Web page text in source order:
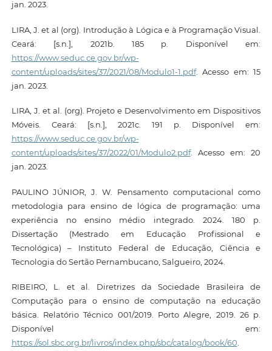
jan. 2023.
LIRA, J. et al (org). Introdução à Lógica e à Programação Visual.
Ceará: [s.n.], 2021b. 185 p. Disponível em:
https://www.seduc.ce.gov.br/wp-
content/uploads/sites/37/2021/08/Modulo1-1.pdf. Acesso em: 15
jan. 2023.
LIRA, J. et al. (org). Projeto e Desenvolvimento em Dispositivos
Móveis. Ceará: [s.n.], 2021c. 191 p. Disponível em:
https://www.seduc.ce.gov.br/wp-
content/uploads/sites/37/2022/01/Modulo2.pdf. Acesso em: 20
jan. 2023.
PAULINO JÚNIOR, J. W. Pensamento computacional como
metodologia para ensino de lógica de programação: uma
experiência no ensino médio integrado. 2024. 180 p.
Dissertação (Mestrado em Educação Profissional e
Tecnológica) – Instituto Federal de Educação, Ciência e
Tecnologia do Sertão Pernambucano, Salgueiro, 2024.
RIBEIRO, L. et al. Diretrizes da Sociedade Brasileira de
Computação para o ensino de computação na educação
básica. Relatório Técnico 001/2019. Porto Alegre, 2019. 26 p.
Disponível em:
https://sol.sbc.org.br/livros/index.php/sbc/catalog/book/60.